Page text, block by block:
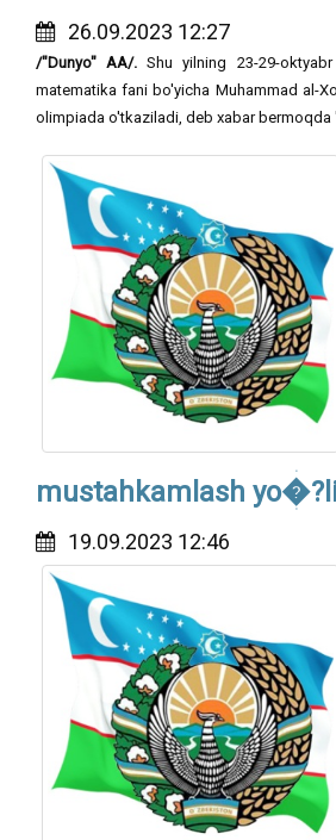
26.09.2023 12:27
/"Dunyo" AA/. Shu yilning 23-29-
matematika fani bo'yicha Muhammad al-
olimpiada o'tkaziladi, deb xabar bermoqda
mustahkamlash
19.09.2023 12:46